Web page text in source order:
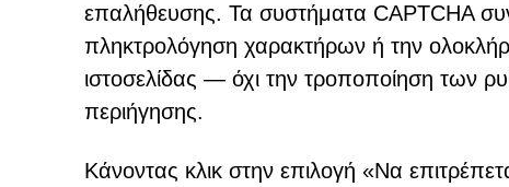
επαλήθευσης. Τα συστήματα CAPTCHA
πληκτρολόγηση χαρακτήρων ή την
ιστοσελίδας — όχι την τροποποίηση των
περιήγησης.
Κάνοντας κλικ στην επιλογή «Να